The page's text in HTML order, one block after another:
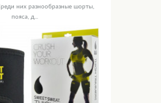
них разнообразные шорты,
пояса, д...